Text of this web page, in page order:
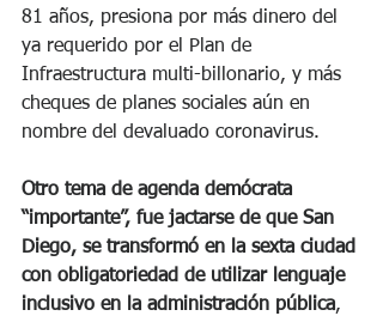
81 años, presiona por más dinero del
ya requerido por el Plan de
Infraestructura multi-billonario, y más
cheques de planes sociales aún en
nombre del devaluado coronavirus.
Otro tema de agenda demócrata
“importante”, fue jactarse de que San
Diego, se transformó en la sexta ciudad
con obligatoriedad de utilizar lenguaje
inclusivo en la administración pública,